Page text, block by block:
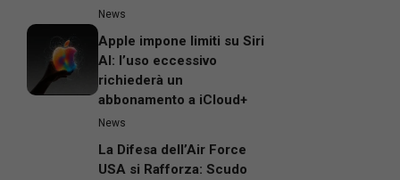
News
Apple impone limiti su Siri
AI: l’uso eccessivo
richiederà un
abbonamento a iCloud+
News
La Difesa dell’Air Force
USA si Rafforza: Scudo